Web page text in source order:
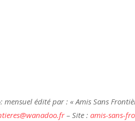
: mensuel édité par : « Amis Sans
– Site :amis-sans-